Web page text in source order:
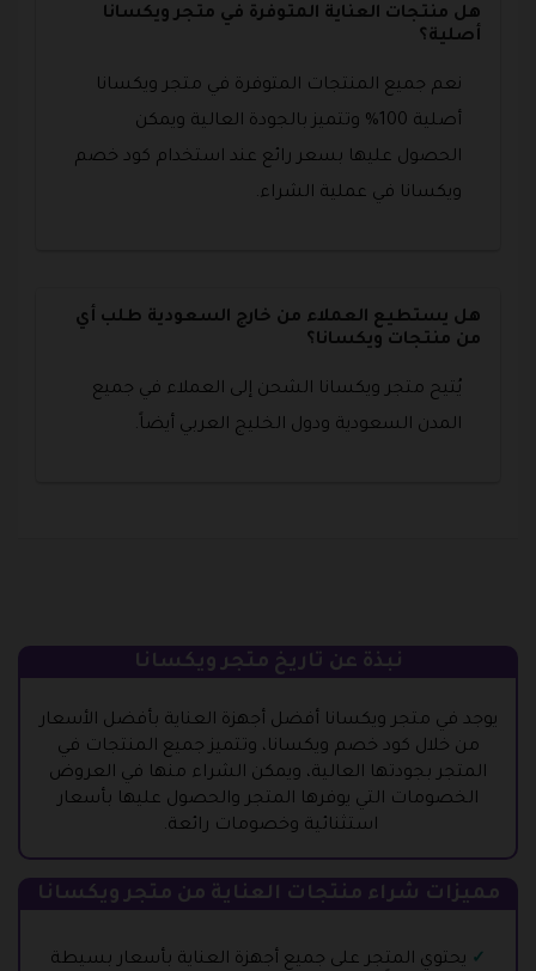
هل منتجات العناية المتوفرة في متجر ويكسانا
أصلية؟
نعم جميع المنتجات المتوفرة في متجر ويكسانا
أصلية 100% وتتميز بالجودة العالية ويمكن
الحصول عليها بسعر رائع عند استخدام كود خصم
ويكسانا في عملية الشراء.
هل يستطيع العملاء من خارج السعودية طلب أي
من منتجات ويكسانا؟
يُتيح متجر ويكسانا الشحن إلى العملاء في جميع
المدن السعودية ودول الخليج العربي أيضاً.
نبذة عن تاريخ متجر ويكسانا
يوجد في متجر ويكسانا أفضل أجهزة العناية بأفضل الأسعار
من خلال كود خصم ويكسانا، وتتميز جميع المنتجات في
المتجر بجودتها العالية، ويمكن الشراء منها في العروض
الخصومات التي يوفرها المتجر والحصول عليها بأسعار
استثنائية وخصومات رائعة.
مميزات شراء منتجات العناية من متجر ويكسانا
يحتوي المتجر على جميع أجهزة العناية بأسعار بسيطة